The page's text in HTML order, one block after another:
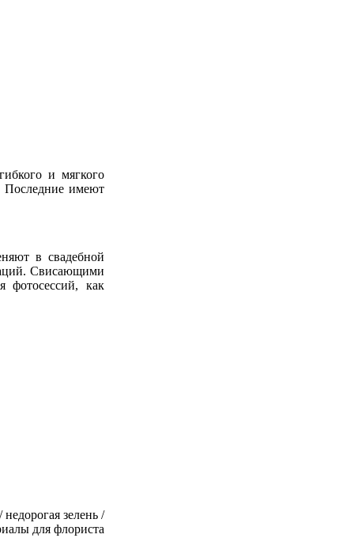
и мягкого
Последние имеют
в свадебной
Свисающими
фотосессий, как
недорогая зелень /
для флориста